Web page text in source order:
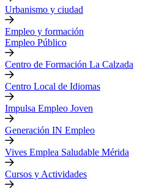
Urbanismo y ciudad
Empleo y formación
Empleo Público
Centro de Formación La Calzada
Centro Local de Idiomas
Impulsa Empleo Joven
Generación IN Empleo
Vives Emplea Saludable Mérida
Cursos y Actividades